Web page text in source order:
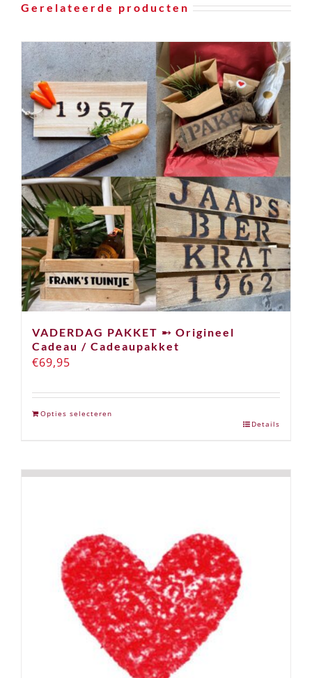
Gerelateerde producten
VADERDAG PAKKET ➸ Origineel
Cadeau / Cadeaupakket
€69,95
Opties selecteren
Details